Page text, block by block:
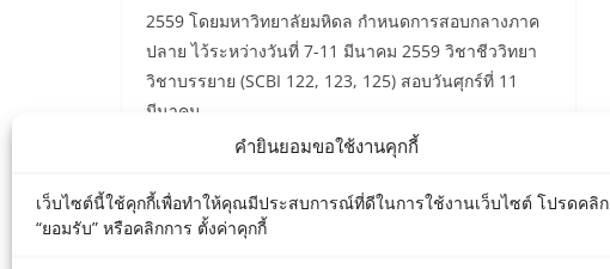
คำยินยอมขอใช้งานคุกกี้
เว็บไซต์นี้ใช้คุกกี้เพื่อทำให้คุณมีประสบการณ์ที่ดีในการใช้งานเว็บไซต์ โปรดคลิก
“ยอมรับ” หรือคลิกการ ตั้งค่าคุกกี้
2559 โดยมหาวิทยาลัยมหิดล กำหนดการสอบกลางภาค
ปลาย ไว้ระหว่างวันที่ 7-11 มีนาคม 2559 วิชาชีววิทยา
วิชาบรรยาย (SCBI 122, 123, 125) สอบวันศุกร์ที่ 11
มีนาคม